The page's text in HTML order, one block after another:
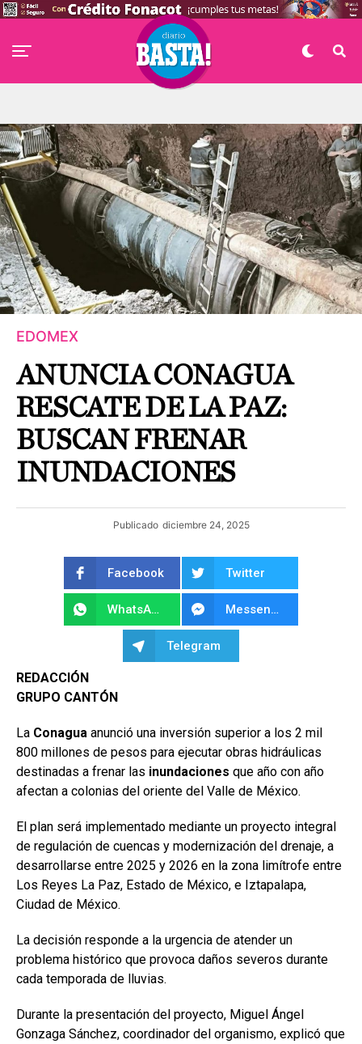
EDOMEX
ANUNCIA CONAGUA
RESCATE DE LA PAZ:
BUSCAN FRENAR
INUNDACIONES
Publicado diciembre 24, 2025
Facebook Twitter
WhatsApp Messenger
Telegram
REDACCIÓN
GRUPO CANTÓN
La Conagua anunció una inversión superior a los 2 mil
800 millones de pesos para ejecutar obras hidráulicas
destinadas a frenar las inundaciones que año con año
afectan a colonias del oriente del Valle de México.
El plan será implementado mediante un proyecto integral
de regulación de cuencas y modernización del drenaje, a
desarrollarse entre 2025 y 2026 en la zona limítrofe entre
Los Reyes La Paz, Estado de México, e Iztapalapa,
Ciudad de México.
La decisión responde a la urgencia de atender un
problema histórico que provoca daños severos durante
cada temporada de lluvias.
Durante la presentación del proyecto, Miguel Ángel
Gonzaga Sánchez, coordinador del organismo, explicó que